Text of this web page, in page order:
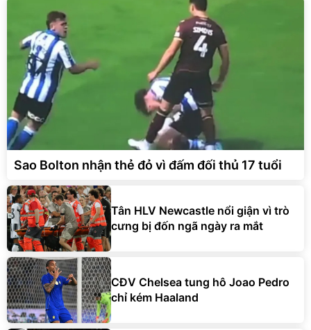
Sao Bolton nhận thẻ đỏ vì đấm đối thủ 17 tuổi
Tân HLV Newcastle nổi giận vì trò
cưng bị đốn ngã ngày ra mắt
CĐV Chelsea tung hô Joao Pedro
chỉ kém Haaland